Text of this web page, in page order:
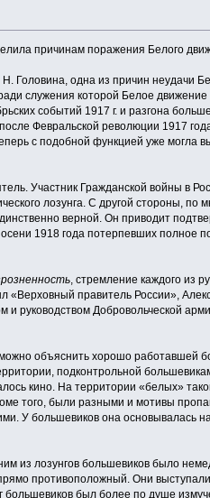
причинам поражения Белого
одна из причин неудачи
служения которой Белое
событий 1917 г. и разгона
Февральской революции 1917
с подобной функцией уже могла
Участник Гражданской войны в
лозунга. С другой стороны, по
верной. Он приводит
1918 года потерпевших полное
, стремление каждого из
«Верховный правитель России»,
руководством Добровольческой
объяснить хорошо работавшей
подконтрольной
кино. На территории «белых»
того, были разными и мотивы
У большевиков она основывалась
из лозунгов большевиков было
противоположный. Они
большевиков был более по душе